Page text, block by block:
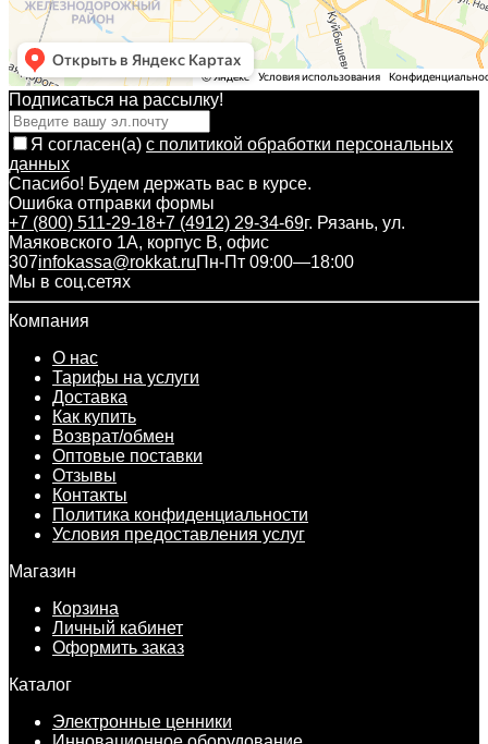
Подписаться на рассылкy!
Я согласен(a) с политикой обработки персональных
данных
Спасибо! Будем держать вас в курсе.
Ошибка отправки формы
+7 (800) 511-29-18+7 (4912) 29-34-69г. Рязань, ул.
Маяковского 1А, корпус B, офис
307infokassa@rokkat.ruПн-Пт 09:00—18:00
Мы в соц.сетях
Компания
О нас
Тарифы на услуги
Доставка
Как купить
Возврат/обмен
Оптовые поставки
Отзывы
Контакты
Политика конфиденциальности
Условия предоставления услуг
Магазин
Корзина
Личный кабинет
Оформить заказ
Каталог
Электронные ценники